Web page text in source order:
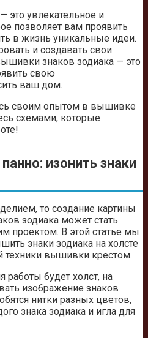
это увлекательное и
позволяет вам проявить
в жизнь уникальные идеи.
и создавать свои
знаков зодиака — это
свою
ваш дом.
своим опытом в вышивке
схемами, которые
изонить знаки
то создание картины
зодиака может стать
проектом. В этой статье мы
знаки зодиака на холсте
техники вышивки крестом.
будет холст, на
изображение знаков
нитки разных цветов,
знака зодиака и игла для